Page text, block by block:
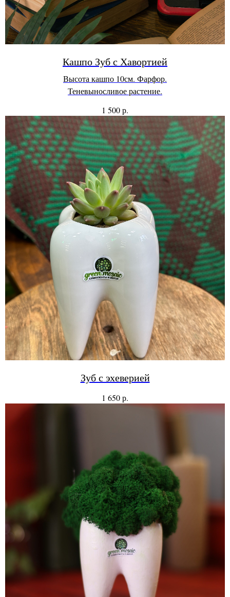
Кашпо Зуб с Хавортией
Высота кашпо 10см. Фарфор.
Теневыносливое растение.
1 500р.
Зуб с эхеверией
1 650р.